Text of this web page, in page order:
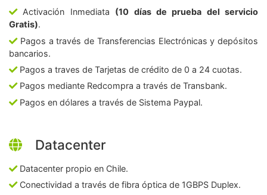
Activación Inmediata (10 días de prueba del servicio
Gratis).
Pagos a través de Transferencias Electrónicas y depósitos
bancarios.
Pagos a traves de Tarjetas de crédito de 0 a 24 cuotas.
Pagos mediante Redcompra a través de Transbank.
Pagos en dólares a través de Sistema Paypal.
Datacenter
Datacenter propio en Chile.
Conectividad a través de fibra óptica de 1GBPS Duplex.